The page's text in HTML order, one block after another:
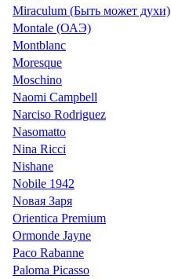
Miraculum (Быть может духи)
Montale (ОАЭ)
Montblanc
Moresque
Moschino
Naomi Campbell
Narciso Rodriguez
Nasomatto
Nina Ricci
Nishane
Nobile 1942
Nовая Заря
Orientica Premium
Ormonde Jayne
Paco Rabanne
Paloma Picasso